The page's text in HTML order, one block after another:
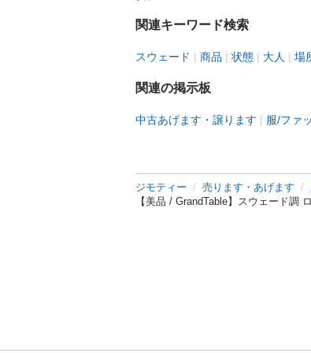
関連キーワード検索
スウェード 商品 状態 大人 場
関連の掲示板
中古あげます・譲ります 服/ファ
ジモティー 売ります・あげます
【美品 / GrandTable】スウェード調